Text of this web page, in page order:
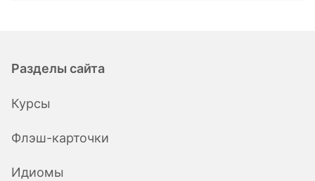
Разделы сайта
Курсы
Флэш-карточки
Идиомы